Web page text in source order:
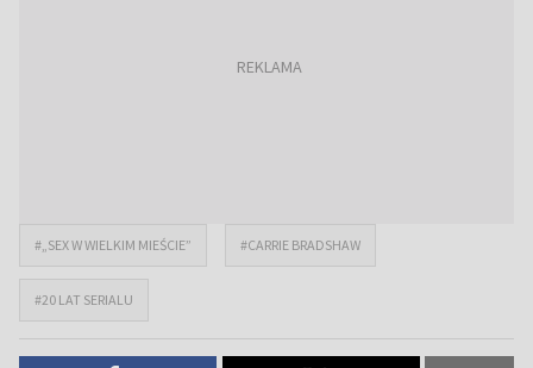
#„SEX W WIELKIM MIEŚCIE” #CARRIE BRADSHAW
#20 LAT SERIALU